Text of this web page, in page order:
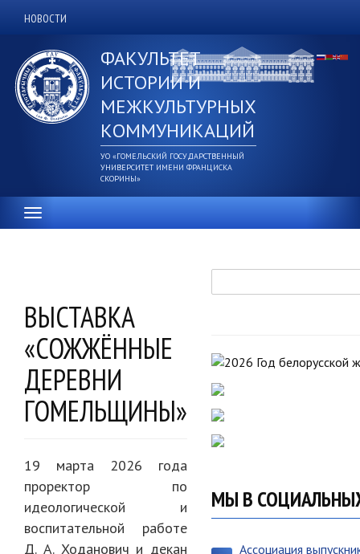
содержанию
Дополнительное
верхнее
меню
НОВОСТИ
ФАКУЛЬТЕТ
ИСТОРИИ И
МЕЖКУЛЬТУРНЫХ
КОММУНИКАЦИЙ
УО «ГОМЕЛЬСКИЙ ГОСУДАРСТВЕННЫЙ
УНИВЕРСИТЕТ ИМЕНИ ФРАНЦИСКА
СКОРИНЫ»
ВЫСТАВКА
«СОЖЖЁННЫЕ
ДЕРЕВНИ
ГОМЕЛЬЩИНЫ»
19 марта 2026 года
проректор по
идеологической и
воспитательной работе
Д. А. Ходанович и декан
МЫ В
Ассоциация